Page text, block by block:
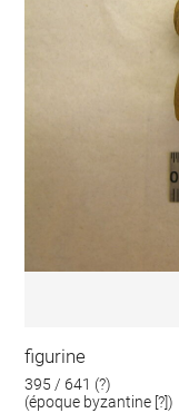
figurine
395 / 641 (?)
(époque byzantine [?])